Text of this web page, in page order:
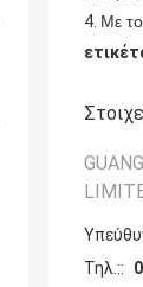
4. Με
Τηλ.::